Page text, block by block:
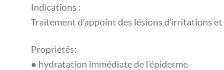
Indications :
Traitement d’appoint des lésions d’irritations et
Propriétés:
● hydratation immédiate de l’épiderme